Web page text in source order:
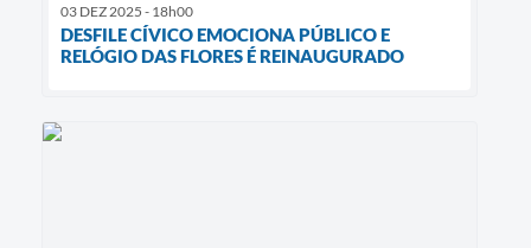
03 DEZ 2025 - 18h00
DESFILE CÍVICO EMOCIONA PÚBLICO E
RELÓGIO DAS FLORES É REINAUGURADO